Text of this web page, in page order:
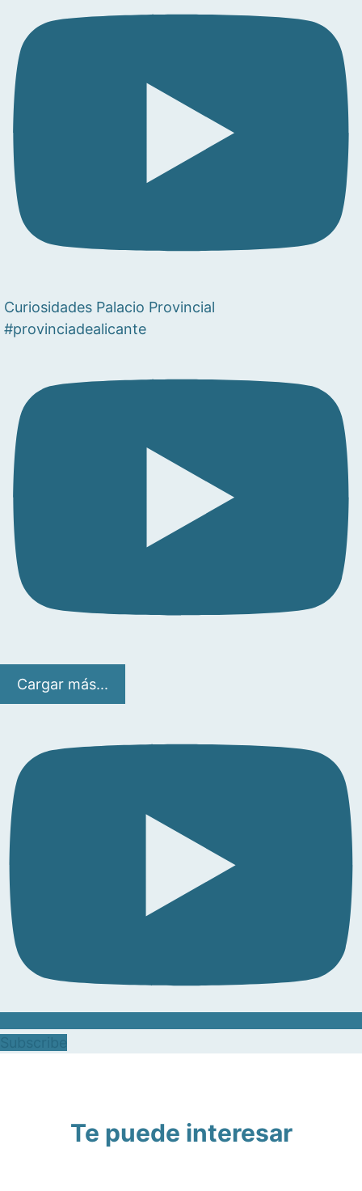
Curiosidades Palacio Provincial
#provinciadealicante
Cargar más...
Te puede interesar